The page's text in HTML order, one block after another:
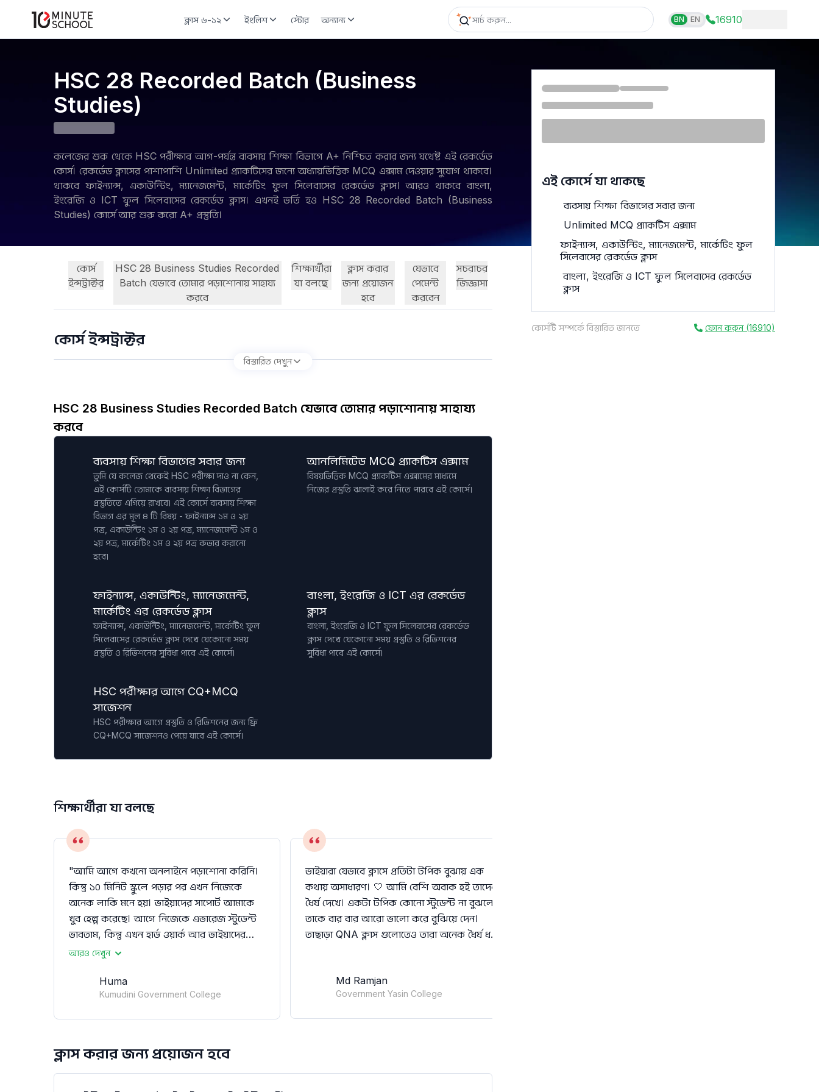
ক্লাস ৬-১২ ইংলিশ স্টোর অন্যান্য BN EN 16910
HSC 28 Recorded Batch (Business
Studies)
কলেজের শুরু থেকে HSC পরীক্ষার আগ-পর্যন্ত ব্যবসায় শিক্ষা বিভাগে A+ নিশ্চিত করার জন্য যথেষ্ট এই রেকর্ডেড
কোর্স। রেকর্ডেড ক্লাসের পাশাপাশি Unlimited প্র্যাকটিসের জন্যে অধ্যায়ভিত্তিক MCQ এক্সাম দেওয়ার সুযোগ থাকবে।
থাকবে ফাইন্যান্স, একাউন্টিং, ম্যানেজমেন্ট, মার্কেটিং ফুল সিলেবাসের রেকর্ডেড ক্লাস। আরও থাকবে বাংলা,
ইংরেজি ও ICT ফুল সিলেবাসের রেকর্ডেড ক্লাস। এখনই ভর্তি হও HSC 28 Recorded Batch (Business
Studies) কোর্সে আর শুরু করো A+ প্রস্তুতি।
এই কোর্সে যা থাকছে
ব্যবসায় শিক্ষা বিভাগের সবার জন্য
Unlimited MCQ প্র্যাকটিস এক্সাম
ফাইন্যান্স, একাউন্টিং, ম্যানেজমেন্ট, মার্কেটিং ফুল
সিলেবাসের রেকর্ডেড ক্লাস
বাংলা, ইংরেজি ও ICT ফুল সিলেবাসের রেকর্ডেড
ক্লাস
কোর্সটি সম্পর্কে বিস্তারিত জানতে ফোন করুন (16910)
কোর্স
ইন্সট্রাক্টর
HSC 28 Business Studies Recorded
Batch যেভাবে তোমার পড়াশোনায় সাহায্য
করবে
শিক্ষার্থীরা
যা বলছে
ক্লাস করার
জন্য প্রয়োজন
হবে
যেভাবে
পেমেন্ট
করবেন
সচরাচর
জিজ্ঞাসা
কোর্স ইন্সট্রাক্টর
বিস্তারিত দেখুন
HSC 28 Business Studies Recorded Batch যেভাবে তোমার পড়াশোনায় সাহায্য
করবে
ব্যবসায় শিক্ষা বিভাগের সবার জন্য
তুমি যে কলেজ থেকেই HSC পরীক্ষা দাও না কেন,
এই কোর্সটি তোমাকে ব্যবসায় শিক্ষা বিভাগের
প্রস্তুতিতে এগিয়ে রাখবে। এই কোর্সে ব্যবসায় শিক্ষা
বিভাগ এর মূল ৪ টি বিষয় - ফাইন্যান্স ১ম ও ২য়
পত্র, একাউন্টিং ১ম ও ২য় পত্র, ম্যানেজমেন্ট ১ম ও
২য় পত্র, মার্কেটিং ১ম ও ২য় পত্র কভার করানো
হবে।
আনলিমিটেড MCQ প্র্যাকটিস এক্সাম
বিষয়ভিত্তিক MCQ প্র্যাকটিস এক্সামের মাধ্যমে
নিজের প্রস্তুতি ঝালাই করে নিতে পারবে এই কোর্সে।
ফাইন্যান্স, একাউন্টিং, ম্যানেজমেন্ট,
মার্কেটিং এর রেকর্ডেড ক্লাস
ফাইন্যান্স, একাউন্টিং, ম্যানেজমেন্ট, মার্কেটিং ফুল
সিলেবাসের রেকর্ডেড ক্লাস দেখে যেকোনো সময়
প্রস্তুতি ও রিভিশনের সুবিধা পাবে এই কোর্সে।
বাংলা, ইংরেজি ও ICT এর রেকর্ডেড
ক্লাস
বাংলা, ইংরেজি ও ICT ফুল সিলেবাসের রেকর্ডেড
ক্লাস দেখে যেকোনো সময় প্রস্তুতি ও রিভিশনের
সুবিধা পাবে এই কোর্সে।
HSC পরীক্ষার আগে CQ+MCQ
সাজেশন
HSC পরীক্ষার আগে প্রস্তুতি ও রিভিশনের জন্য ফ্রি
CQ+MCQ সাজেশনও পেয়ে যাবে এই কোর্সে।
শিক্ষার্থীরা যা বলছে
"আমি আগে কখনো অনলাইনে পড়াশোনা করিনি।
কিন্তু ১০ মিনিট স্কুলে পড়ার পর এখন নিজেকে
অনেক লাকি মনে হয়। ভাইয়াদের সাপোর্ট আমাকে
খুব হেল্প করেছে। আগে নিজেকে এভারেজ স্টুডেন্ট
ভাবতাম, কিন্তু এখন হার্ড ওয়ার্ক আর ভাইয়াদের
পড়ানোর কারণে আলহামদুলিল্লাহ আনন্দের সাথে
আর কাজিনদেরও ১০ মিনিট স্কুলে পড়ার জন্য
বলেছি। ইতিমধ্যে আমার কাজিন ভর্তি হয়েছে,
আরও দেখুন
Huma
Kumudini Government College
ভাইয়ারা যেভাবে ক্লাসে প্রতিটা টপিক বুঝায় এক
কথায় অসাধারণ। 🤍 আমি বেশি অবাক হই তাদের
ধৈর্য দেখে। একটা টপিক কোনো স্টুডেন্ট না বুঝলে
তাকে বার বার আরো ভালো করে বুঝিয়ে দেন।
তাছাড়া QNA ক্লাস গুলোতেও তারা অনেক ধৈর্য ধরে
Md Ramjan
Government Yasin College
ক্লাস করার জন্য প্রয়োজন হবে